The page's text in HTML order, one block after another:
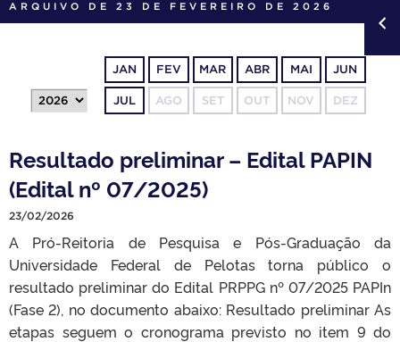
INTERNACIONAL
TELEFONES
ARQUIVO DE 23 DE FEVEREIRO DE 2026
JAN FEV MAR ABR MAI JUN
JUL AGO SET OUT NOV DEZ
Resultado preliminar – Edital PAPIN
(Edital nº 07/2025)
23/02/2026
A Pró-Reitoria de Pesquisa e Pós-Graduação da
Universidade Federal de Pelotas torna público o
resultado preliminar do Edital PRPPG nº 07/2025 PAPIn
(Fase 2), no documento abaixo: Resultado preliminar As
etapas seguem o cronograma previsto no item 9 do